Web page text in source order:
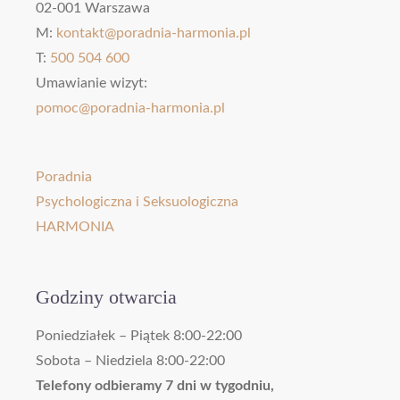
02-001 Warszawa
M: kontakt@poradnia-harmonia.pl
T: 500 504 600
Umawianie wizyt:
pomoc@poradnia-harmonia.pl
Poradnia
Psychologiczna i Seksuologiczna
HARMONIA
Godziny otwarcia
Poniedziałek – Piątek 8:00-22:00
Sobota – Niedziela 8:00-22:00
Telefony odbieramy 7 dni w tygodniu,